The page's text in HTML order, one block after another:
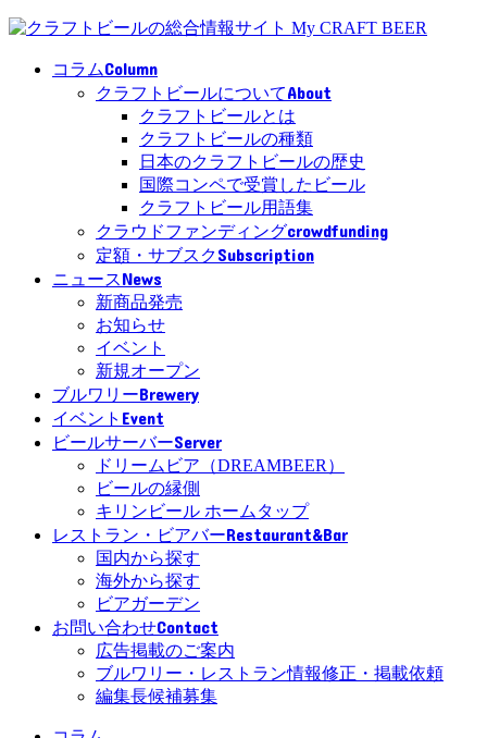
コラムColumn
クラフトビールについてAbout
クラフトビールとは
クラフトビールの種類
日本のクラフトビールの歴史
国際コンペで受賞したビール
クラフトビール用語集
クラウドファンディングcrowdfunding
定額・サブスクSubscription
ニュースNews
新商品発売
お知らせ
イベント
新規オープン
ブルワリーBrewery
イベント Event
ビールサーバーServer
ドリームビア（DREAMBEER）
ビールの縁側
キリンビール ホームタップ
レストラン・ビアバーRestaurant&Bar
国内から探す
海外から探す
ビアガーデン
お問い合わせContact
広告掲載のご案内
ブルワリー・レストラン情報修正・掲載依頼
編集長候補募集